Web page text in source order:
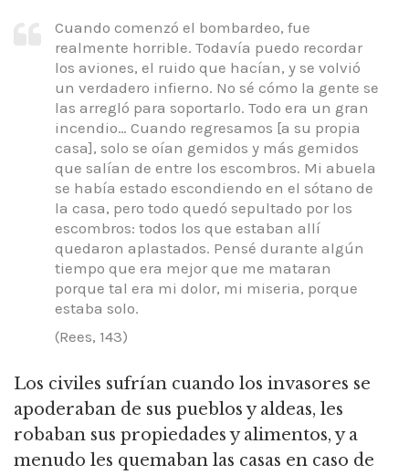
Cuando comenzó el bombardeo, fue
realmente horrible. Todavía puedo recordar
los aviones, el ruido que hacían, y se volvió
un verdadero infierno. No sé cómo la gente se
las arregló para soportarlo. Todo era un gran
incendio… Cuando regresamos [a su propia
casa], solo se oían gemidos y más gemidos
que salían de entre los escombros. Mi abuela
se había estado escondiendo en el sótano de
la casa, pero todo quedó sepultado por los
escombros: todos los que estaban allí
quedaron aplastados. Pensé durante algún
tiempo que era mejor que me mataran
porque tal era mi dolor, mi miseria, porque
estaba solo.
(Rees, 143)
Los civiles sufrían cuando los invasores se
apoderaban de sus pueblos y aldeas, les
robaban sus propiedades y alimentos, y a
menudo les quemaban las casas en caso de